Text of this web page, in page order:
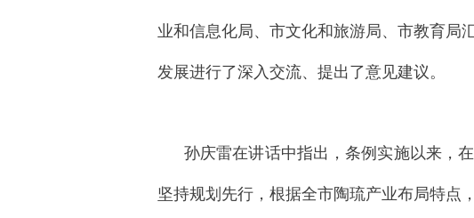
业和信息化局、市文化和旅游局、市教育局
发展进行了深入交流、提出了意见建议。
孙庆雷在讲话中指出，条例实施以来，
坚持规划先行，根据全市陶琉产业布局特点